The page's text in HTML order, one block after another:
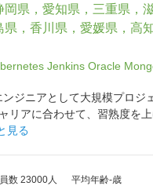
県，愛知県，三重県，
，香川県，愛媛県，高
Jenkins Oracle
エンジニアとして大規模
合わせて、習熟度を上
見る
数 23000人 平均年齢-歳